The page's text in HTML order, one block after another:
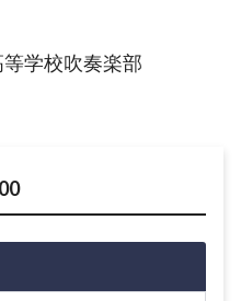
学校吹奏楽部